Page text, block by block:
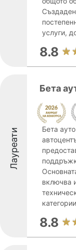
услуги,
8.8
Лауреати
Бета
Бета
включва
8.8